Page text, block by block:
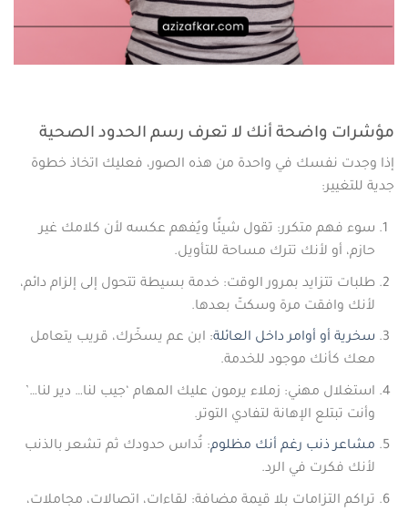
مؤشرات واضحة أنك لا تعرف رسم الحدود الصحية
إذا وجدت نفسك في واحدة من هذه الصور، فعليك اتخاذ خطوة
جدية للتغيير:
سوء فهم متكرر: تقول شيئًا ويُفهم عكسه لأن كلامك غير
حازم، أو لأنك تترك مساحة للتأويل.
طلبات تتزايد بمرور الوقت: خدمة بسيطة تتحول إلى إلزام دائم،
لأنك وافقت مرة وسكتّ بعدها.
سخرية أو أوامر داخل العائلة: ابن عم يسخّرك، قريب يتعامل
معك كأنك موجود للخدمة.
استغلال مهني: زملاء يرمون عليك المهام ‘جيب لنا… دير لنا…’
وأنت تبتلع الإهانة لتفادي التوتر.
مشاعر ذنب رغم أنك مظلوم: تُداس حدودك ثم تشعر بالذنب
لأنك فكرت في الرد.
تراكم التزامات بلا قيمة مضافة: لقاءات، اتصالات، مجاملات،